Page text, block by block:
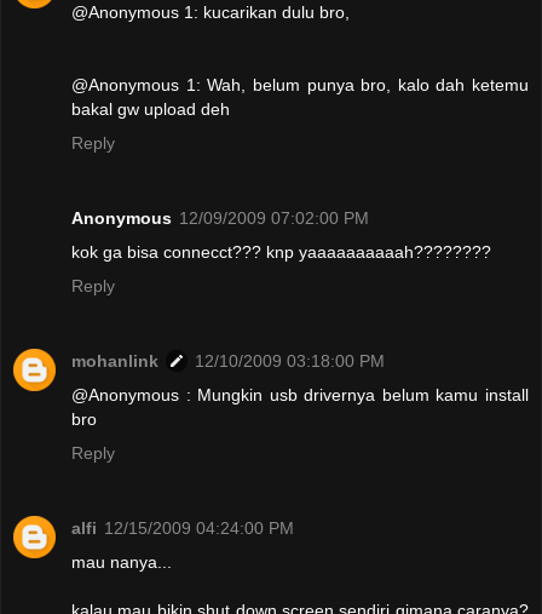
@Anonymous 1: kucarikan dulu bro,
@Anonymous 1: Wah, belum punya bro, kalo dah ketemu
bakal gw upload deh
Reply
Anonymous 12/09/2009 07:02:00 PM
kok ga bisa connecct??? knp yaaaaaaaaaah????????
Reply
mohanlink
12/10/2009 03:18:00 PM
@Anonymous : Mungkin usb drivernya belum kamu install
bro
Reply
alfi 12/15/2009 04:24:00 PM
mau nanya...